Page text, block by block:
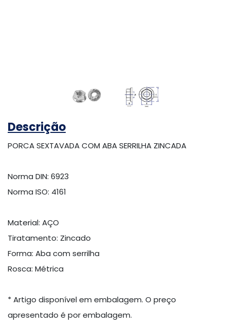
Descrição
PORCA SEXTAVADA COM ABA SERRILHA ZINCADA
Norma DIN: 6923
Norma ISO: 4161
Material: AÇO
Tiratamento: Zincado
Forma: Aba com serrilha
Rosca: Métrica
* Artigo disponível em embalagem. O preço
apresentado é por embalagem.